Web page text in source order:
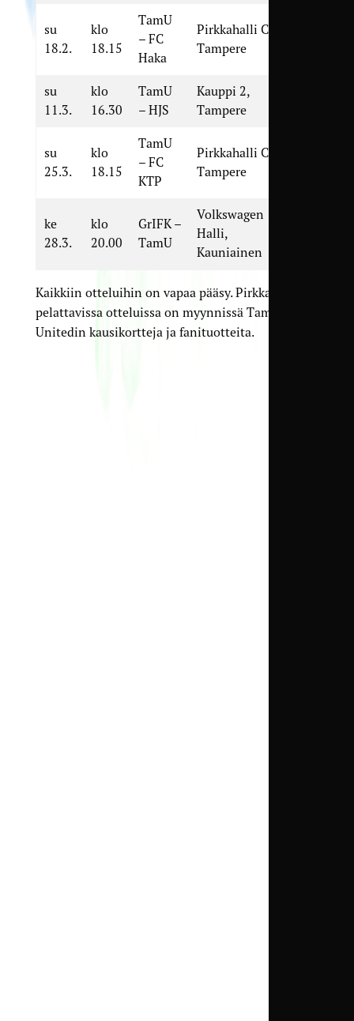
su
18.2.
klo
18.15
TamU
– FC
Haka
Pirkkahalli C,
Tampere
su
11.3.
klo
16.30
TamU
– HJS
Kauppi 2,
Tampere
su
25.3.
klo
18.15
TamU
– FC
KTP
Pirkkahalli C,
Tampere
ke
28.3.
klo
20.00
GrIFK –
TamU
Volkswagen
Halli,
Kauniainen
Kaikkiin otteluihin on vapaa pääsy. Pirkkahallissa
pelattavissa otteluissa on myynnissä Tampere
Unitedin kausikortteja ja fanituotteita.